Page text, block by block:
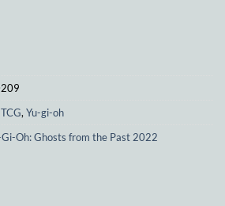
TCG, Yu-gi-oh
Gi-Oh: Ghosts from the Past 2022